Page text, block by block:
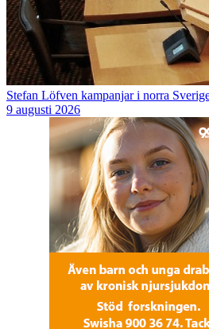
Stefan Löfven kampanjar i norra
9 augusti 2026